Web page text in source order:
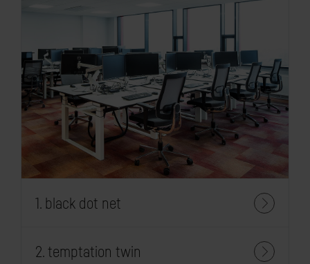
1. black dot net
2. temptation twin